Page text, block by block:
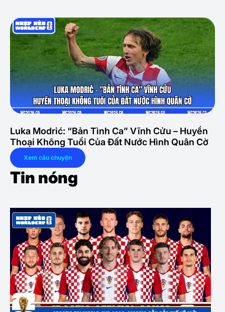
Luka Modrić: “Bản Tình Ca” Vĩnh Cửu – Huyền
Thoại Không Tuổi Của Đất Nước Hình Quân Cờ
Xem câu chuyện
Tin nóng